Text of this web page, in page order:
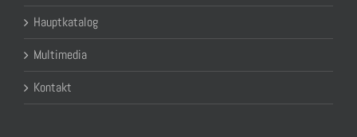
Hauptkatalog
Multimedia
Kontakt